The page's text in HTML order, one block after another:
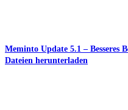
Meminto Update 5.1 – Besseres
Dateien herunterladen